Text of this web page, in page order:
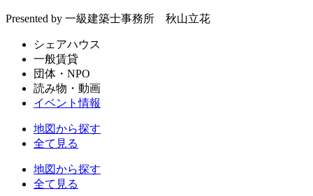
Presented by 一級建築士事務所 秋山立花
シェアハウス
一般賃貸
団体・NPO
読み物・動画
イベント情報
地図から探す
全て見る
地図から探す
全て見る